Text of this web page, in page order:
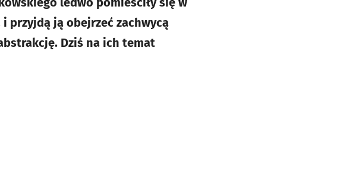
przyjdą ją obejrzeć zachwycą
Dziś na ich temat